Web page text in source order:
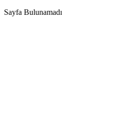
Sayfa Bulunamadı